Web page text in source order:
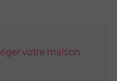
votre maison